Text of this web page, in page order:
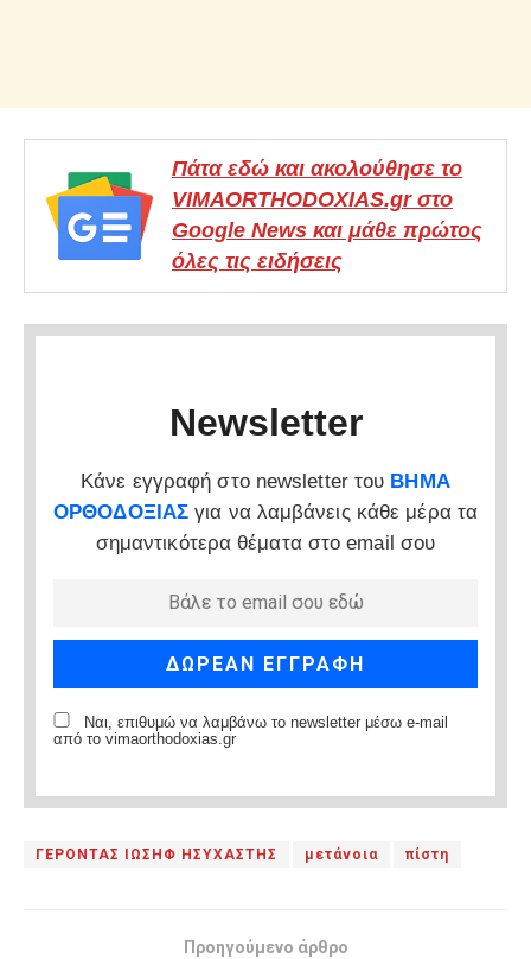
Πάτα εδώ και ακολούθησε το
VIMAORTHODOXIAS.gr στο
Google News και μάθε πρώτος
όλες τις ειδήσεις
Newsletter
Κάνε εγγραφή στο newsletter του ΒΗΜΑ
ΟΡΘΟΔΟΞΙΑΣ για να λαμβάνεις κάθε μέρα τα
σημαντικότερα θέματα στο email σου
Ναι, επιθυμώ να λαμβάνω το newsletter μέσω e-mail
από το vimaorthodoxias.gr
ΓΕΡΟΝΤΑΣ ΙΩΣΗΦ ΗΣΥΧΑΣΤΗΣ μετάνοια πίστη
Προηγούμενο άρθρο